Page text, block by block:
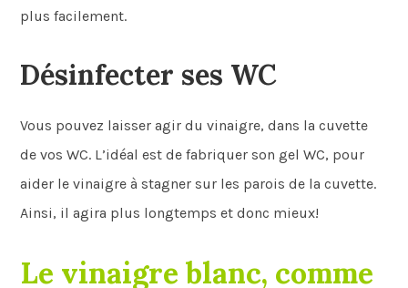
plus facilement.
Désinfecter ses WC
Vous pouvez laisser agir du vinaigre, dans la cuvette
de vos WC. L’idéal est de fabriquer son gel WC, pour
aider le vinaigre à stagner sur les parois de la cuvette.
Ainsi, il agira plus longtemps et donc mieux!
Le vinaigre blanc, comme